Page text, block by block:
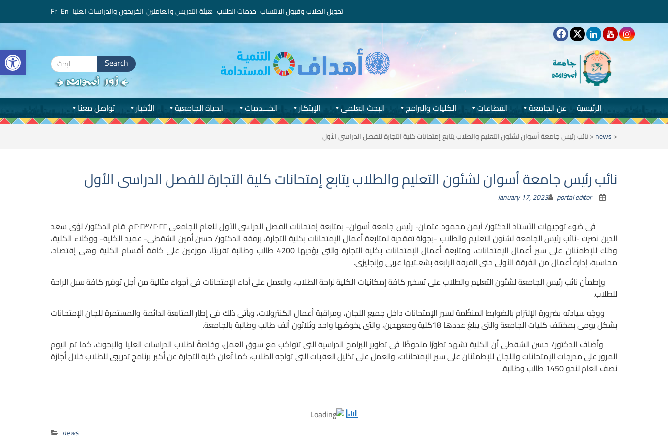
تحويل الطلاب وقبول الانتساب خدمات الطلاب هيئة التدريس والعاملين الخريجون والدراسات العليا
Search
for:
تواصل معنا الأخبار الحياة الجامعية الخـــدمات الإبتكار البحث العلمى الكليات والبرامج القطاعات عن الجامعة الرئيسية
<
news
<نائب رئيس جامعة أسوان لشئون التعليم والطلاب يتابع إمتحانات كلية التجارة للفصل الدراسى الأول
نائب رئيس جامعة أسوان لشئون التعليم والطلاب يتابع إمتحانات كلية التجارة للفصل الدراسى الأول
January 17, 2023 portal editor
فى ضوء توجيهات الأستاذ الدكتور/ أيمن محمود عثمان- رئيس جامعة أسوان- بمتابعة إمتحانات الفصل الدراسى الأول للعام الجامعى ٢٠٢٣/٢٠٢٢م.
قام الدكتور/ لؤى سعد
الدين نصرت -نائب رئيس الجامعة لشئون التعليم والطلاب -بجولة تفقدية لمتابعة أعمال الإمتحانات بكلية التجارة، برفقة الدكتور/ حسن أمين الشقطى- عميد الكلية- ووكلاء الكلية،
وذلك للإطمئنان على سير أعمال الإمتحانات، ومتابعة أعمال الإمتحانات بكلية التجارة والتى يؤديها 4200 طالب وطالبة تقريبًا، موزعين على كافة أقسام الكلية وهى إقتصاد،
محاسبة، إدارة أعمال من الفرقة الأولى حتى الفرقة الرابعة بشعبتيها عربى وإنجليزى.
وإطمأن نائب رئيس الجامعة لشئون التعليم والطلاب على تسخير كافة إمكانيات الكلية لراحة الطلاب، والعمل على أداء الإمتحانات فى أجواء مثالية من أجل توفير كافة سبل الراحة
للطلاب.
ووجّه سيادته بضرورة الإلتزام بالضوابط المنظّمة لسير الإمتحانات داخل جميع اللجان، ومراقبة أعمال الكنترولات، ويأتى ذلك فى إطار المتابعة الدائمة والمستمرة للجان الإمتحانات
بشكل يومى بمختلف كليات الجامعة والتى يبلغ عددها 18كلية ومعهدين، والتى يخوضها واحد وثلاثون ألف طالب وطالبة بالجامعة.
وأضاف الدكتور/ حسن الشقطى أن الكلية تشهد تطورًا ملحوظًا فى تطوير البرامج الدراسية التى تتواكب مع سوق العمل، وخاصةً لطلاب الدراسات العليا والبحوث، كما تم اليوم
المرور على مدرجات الإمتحانات واللجان للإطمئنان على سير الإمتحانات، والعمل على تذليل العقبات التى تواجه الطلاب، كما تُعلن كلية التجارة عن أكبر برنامج تدريبى للطلاب خلال أجازة
نصف العام لنحو 1450 طالب وطالبة.
news